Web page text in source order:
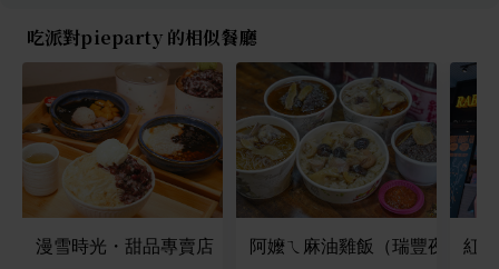
吃派對pieparty 的相似餐廳
漫雪時光・甜品專賣店 阿嬤ㄟ麻油雞飯（瑞豐夜市南
紅